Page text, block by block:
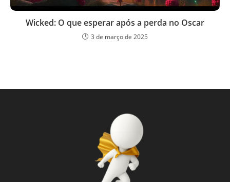
Wicked: O que esperar após a perda no Oscar
3 de março de 2025